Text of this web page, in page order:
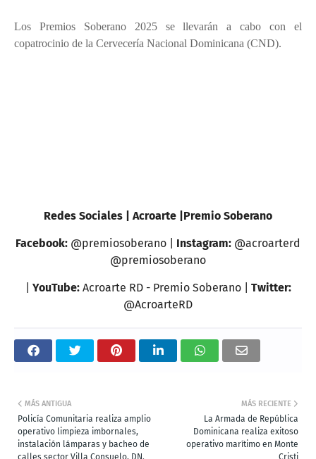
Los Premios Soberano 2025 se llevarán a cabo con el
copatrocinio de la Cervecería Nacional Dominicana (CND).
Redes Sociales | Acroarte |Premio Soberano
Facebook: @premiosoberano | Instagram: @acroarterd
@premiosoberano
YouTube:Acroarte RD - Premio Soberano | Twitter:
@AcroarteRD
MÁS RECIENTE
La Armada de República
Dominicana realiza exitoso
operativo marítimo en Monte
Cristi
MÁS ANTIGUA
Policía Comunitaria realiza amplio
operativo limpieza imbornales,
instalación lámparas y bacheo de
calles sector Villa Consuelo, DN.